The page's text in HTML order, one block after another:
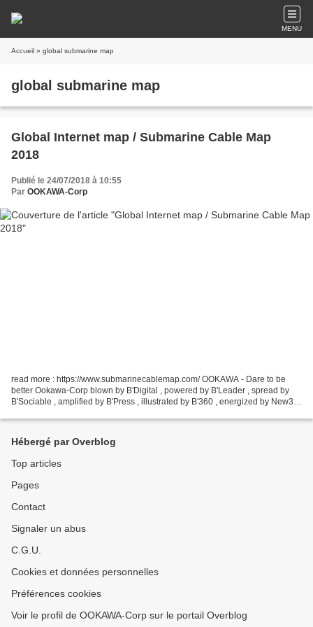
MENU
Accueil » global submarine map
global submarine map
Global Internet map / Submarine Cable Map
2018
Publié le 24/07/2018 à 10:55
Par OOKAWA-Corp
read more : https://www.submarinecablemap.com/ OOKAWA - Dare to be
better Ookawa-Corp blown by B'Digital , powered by B'Leader , spread by
B'Sociable , amplified by B'Press , illustrated by B'360 , energized by New3S
Hébergé par Overblog
Top articles
Pages
Contact
Signaler un abus
C.G.U.
Cookies et données personnelles
Préférences cookies
Voir le profil de OOKAWA-Corp sur le portail Overblog